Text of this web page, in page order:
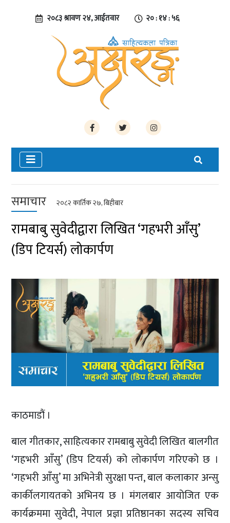
२०८३ श्रावण २४, आईतवार २० : १४ : ५७
समाचार २०८२ कार्तिक २७, बिहीबार
रामबाबु सुवेदीद्वारा लिखित ‘गहभरी आँसु’
(डिप टियर्स) लोकार्पण
काठमाडौं ।
बाल गीतकार, साहित्यकार रामबाबु सुवेदी लिखित बालगीत
‘गहभरी आँसु’ (डिप टियर्स) को लोकार्पण गरिएको छ ।
‘गहभरी आँसु’ मा अभिनेत्री सुरक्षा पन्त, बाल कलाकार अन्सु
कार्कीलगायतको अभिनय छ । मंगलबार आयोजित एक
कार्यक्रममा सुवेदी, नेपाल प्रज्ञा प्रतिष्ठानका सदस्य सचिव